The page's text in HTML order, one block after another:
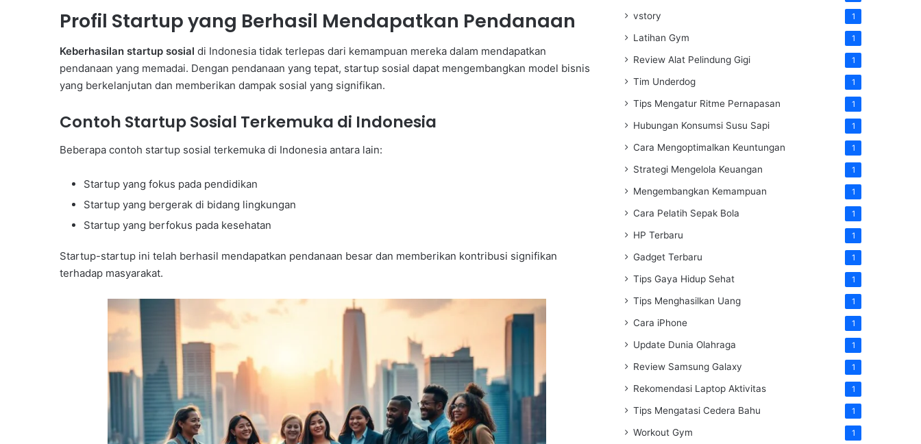
Profil Startup yang Berhasil Mendapatkan Pendanaan
Keberhasilan startup sosial di Indonesia tidak terlepas dari kemampuan mereka dalam mendapatkan
pendanaan yang memadai. Dengan pendanaan yang tepat, startup sosial dapat mengembangkan model bisnis
yang berkelanjutan dan memberikan dampak sosial yang signifikan.
Contoh Startup Sosial Terkemuka di Indonesia
Beberapa contoh startup sosial terkemuka di Indonesia antara lain:
Startup yang fokus pada pendidikan
Startup yang bergerak di bidang lingkungan
Startup yang berfokus pada kesehatan
Startup-startup ini telah berhasil mendapatkan pendanaan besar dan memberikan kontribusi signifikan
terhadap masyarakat.
vstory 1
Latihan Gym 1
Review Alat Pelindung Gigi 1
Tim Underdog 1
Tips Mengatur Ritme Pernapasan 1
Hubungan Konsumsi Susu Sapi 1
Cara Mengoptimalkan Keuntungan 1
Strategi Mengelola Keuangan 1
Mengembangkan Kemampuan 1
Cara Pelatih Sepak Bola 1
HP Terbaru 1
Gadget Terbaru 1
Tips Gaya Hidup Sehat 1
Tips Menghasilkan Uang 1
Cara iPhone 1
Update Dunia Olahraga 1
Review Samsung Galaxy 1
Rekomendasi Laptop Aktivitas 1
Tips Mengatasi Cedera Bahu 1
Workout Gym 1